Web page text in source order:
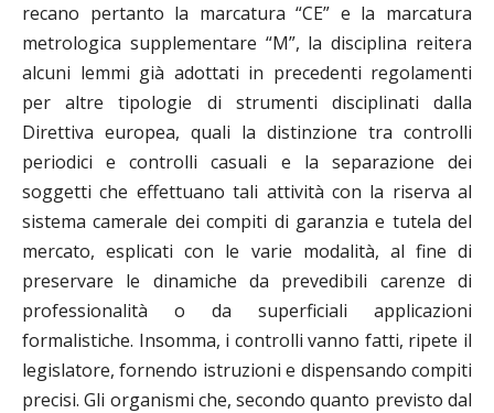
recano pertanto la marcatura “CE” e la marcatura
metrologica supplementare “M”, la disciplina reitera
alcuni lemmi già adottati in precedenti regolamenti
per altre tipologie di strumenti disciplinati dalla
Direttiva europea, quali la distinzione tra controlli
periodici e controlli casuali e la separazione dei
soggetti che effettuano tali attività con la riserva al
sistema camerale dei compiti di garanzia e tutela del
mercato, esplicati con le varie modalità, al fine di
preservare le dinamiche da prevedibili carenze di
professionalità o da superficiali applicazioni
formalistiche. Insomma, i controlli vanno fatti, ripete il
legislatore, fornendo istruzioni e dispensando compiti
precisi. Gli organismi che, secondo quanto previsto dal